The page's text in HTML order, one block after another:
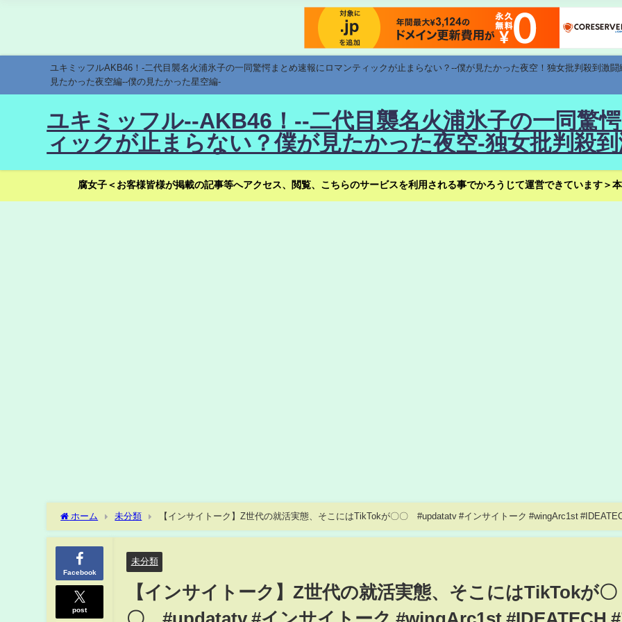
ユキミッフルAKB46！-二代目襲名火浦氷子の一同驚愕まとめ速報にロマンティックが止まらない？--僕が見たかった夜空！独女批判殺到激
見たかった夜空編--僕の見たかった星空編-
ユキミッフル--AKB46！--二代目襲名火浦氷子の一同驚
ィックが止まらない？僕が見たかった夜空-独女批判殺
腐女子＜お客様皆様が掲載の記事等へアクセス、閲覧、こちらのサービスを利用される事でかろうじて運営できています＞
ホーム 未分類
【インサイトーク】Z世代の就活実態、そこにはTikTokが〇〇 #updatatv #インサイトーク #wingArc1st
世代 #tiktok #就活 #転職 #企業風土
Facebook
post
未分類
【インサイトーク】Z世代の就活実態、そこにはTikTokが〇